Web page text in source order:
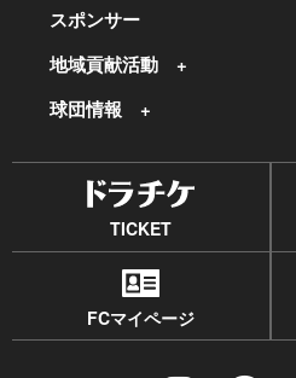
スポンサー
地域貢献活動
球団情報
TICKET
FCマイページ